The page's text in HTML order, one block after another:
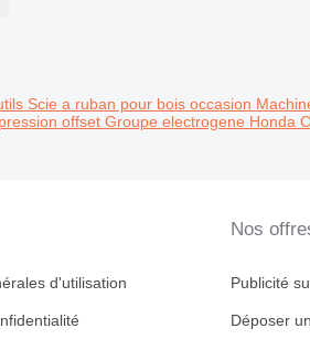
Scie a ruban pour bois occasion
offset Groupe electrogene Honda
d'utilisation
Nos
Publicité
Déposer